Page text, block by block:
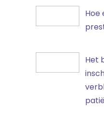
minuten
en
evalueer
de
Hoe
belang
Het